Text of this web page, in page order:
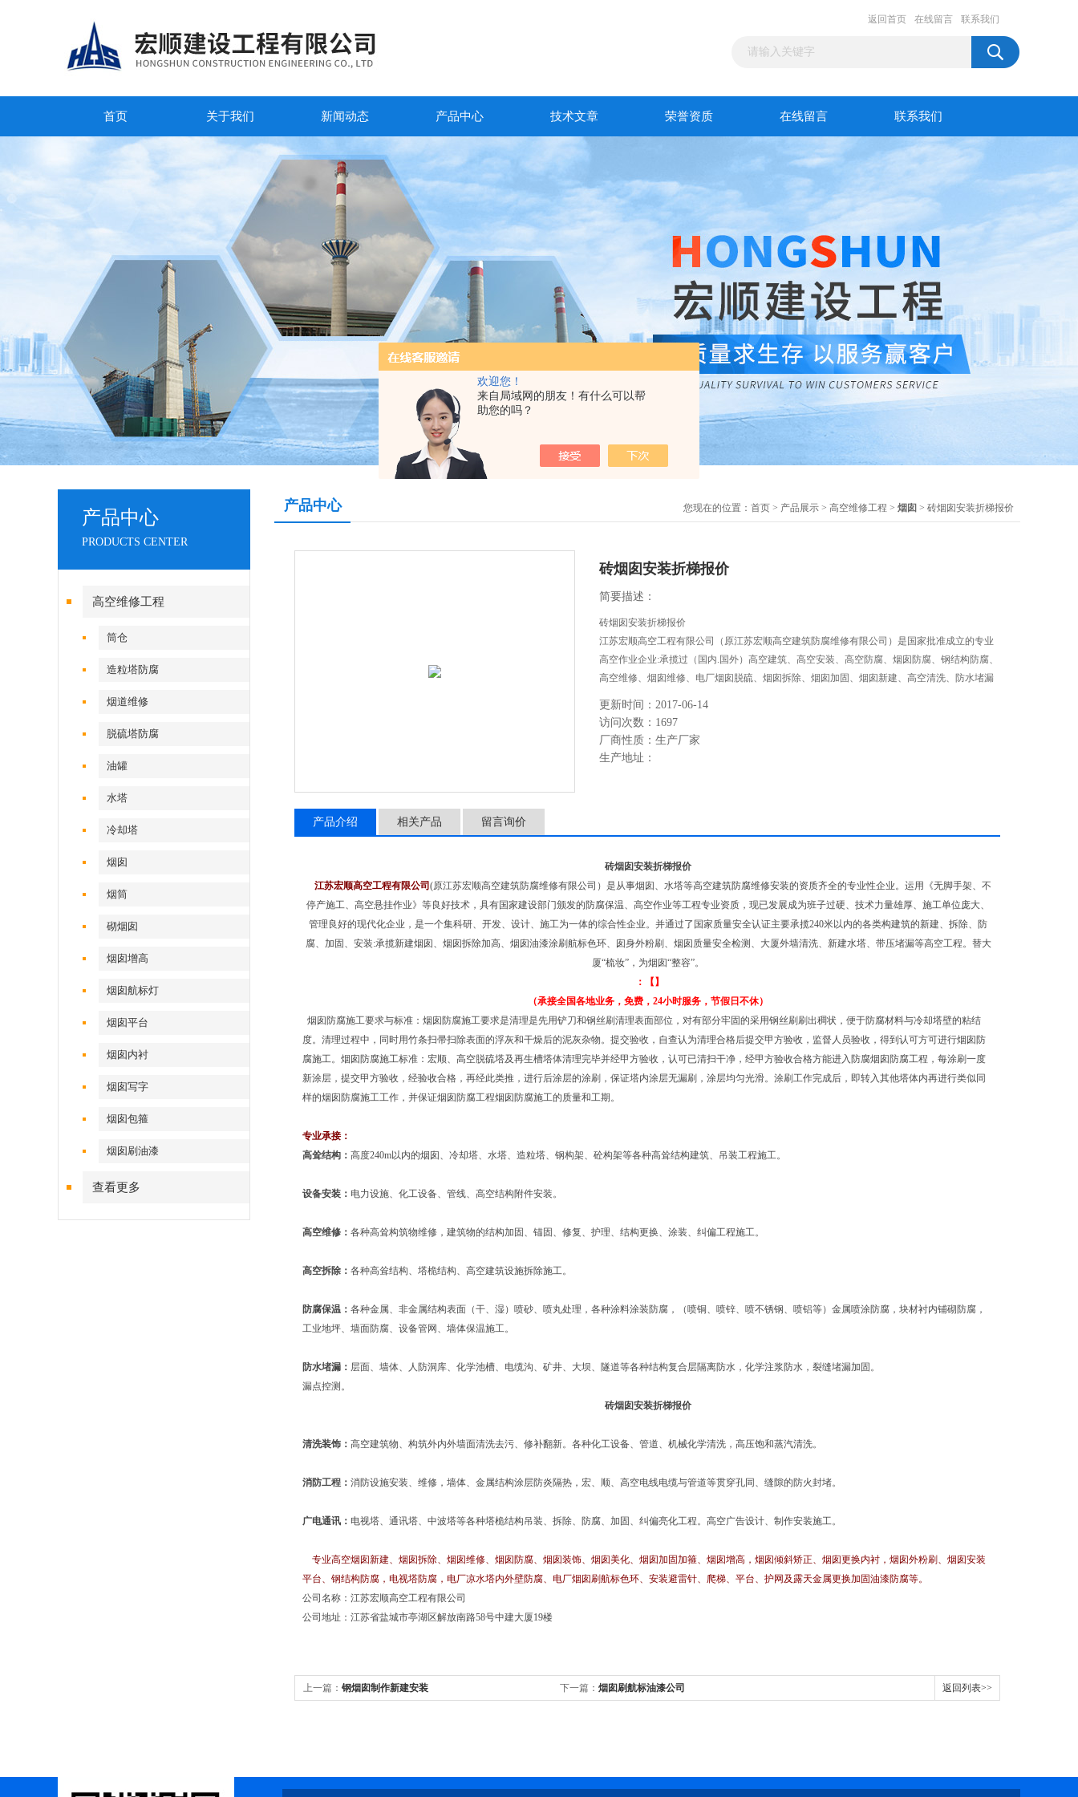
欢迎您！
来自局域网的朋友！有什么可以帮
助您的吗？
返回首页 在线留言 联系我们
首页 关于我们 新闻动态 产品中心 技术文章 荣誉资质 在线留言 联系我们
产品中心
PRODUCTS CENTER
高空维修工程
筒仓
造粒塔防腐
烟道维修
脱硫塔防腐
油罐
水塔
冷却塔
烟囱
烟筒
砌烟囱
烟囱增高
烟囱航标灯
烟囱平台
烟囱内衬
烟囱写字
烟囱包箍
烟囱刷油漆
查看更多
产品中心 您现在的位置： 首页 > 产品展示 > 高空维修工程 > 烟囱 > 砖烟囱安装折梯报价
砖烟囱安装折梯报价
简要描述：
砖烟囱安装折梯报价
江苏宏顺高空工程有限公司（原江苏宏顺高空建筑防腐维修有限公司）是国家批准成立的专业
高空作业企业:承揽过（国内.国外）高空建筑、高空安装、高空防腐、烟囱防腐、钢结构防腐、
高空维修、烟囱维修、电厂烟囱脱硫、烟囱拆除、烟囱加固、烟囱新建、高空清洗、防水堵漏
等高空作业工程。
更新时间：2017-06-14
访问次数：1697
厂商性质：生产厂家
生产地址：
产品介绍 相关产品 留言询价
砖烟囱安装折梯报价
江苏宏顺高空工程有限公司(原江苏宏顺高空建筑防腐维修有限公司）是从事烟囱、水塔等高空建筑防腐维修安装的资质齐全的专业性企业。运用《无脚手架、不
停产施工、高空悬挂作业》等良好技术，具有国家建设部门颁发的防腐保温、高空作业等工程专业资质，现已发展成为班子过硬、技术力量雄厚、施工单位庞大、
管理良好的现代化企业，是一个集科研、开发、设计、施工为一体的综合性企业。并通过了国家质量安全认证主要承揽240米以内的各类构建筑的新建、拆除、防
腐、加固、安装:承揽新建烟囱、烟囱拆除加高、烟囱油漆涂刷航标色环、囱身外粉刷、烟囱质量安全检测、大厦外墙清洗、新建水塔、带压堵漏等高空工程。替大
厦“梳妆”，为烟囱“整容”。
：【】
（承接全国各地业务，免费，24小时服务，节假日不休）
烟囱防腐施工要求与标准：烟囱防腐施工要求是清理是先用铲刀和钢丝刷清理表面部位，对有部分牢固的采用钢丝刷刷出稠状，便于防腐材料与冷却塔壁的粘结
度。清理过程中，同时用竹条扫帚扫除表面的浮灰和干燥后的泥灰杂物。提交验收，自查认为清理合格后提交甲方验收，监督人员验收，得到认可方可进行烟囱防
腐施工。烟囱防腐施工标准：宏顺、高空脱硫塔及再生槽塔体清理完毕并经甲方验收，认可已清扫干净，经甲方验收合格方能进入防腐烟囱防腐工程，每涂刷一度
新涂层，提交甲方验收，经验收合格，再经此类推，进行后涂层的涂刷，保证塔内涂层无漏刷，涂层均匀光滑。涂刷工作完成后，即转入其他塔体内再进行类似同
样的烟囱防腐施工工作，并保证烟囱防腐工程烟囱防腐施工的质量和工期。
专业承接：
高耸结构： 高度240m以内的烟囱、冷却塔、水塔、造粒塔、钢构架、砼构架等各种高耸结构建筑、吊装工程施工。
设备安装： 电力设施、化工设备、管线、高空结构附件安装。
高空维修： 各种高耸构筑物维修，建筑物的结构加固、锚固、修复、护理、结构更换、涂装、纠偏工程施工。
高空拆除： 各种高耸结构、塔桅结构、高空建筑设施拆除施工。
防腐保温： 各种金属、非金属结构表面（干、湿）喷砂、喷丸处理，各种涂料涂装防腐，（喷铜、喷锌、喷不锈钢、喷铝等）金属喷涂防腐，块材衬内铺砌防腐，
工业地坪、墙面防腐、设备管网、墙体保温施工。
防水堵漏： 层面、墙体、人防洞库、化学池槽、电缆沟、矿井、大坝、隧道等各种结构复合层隔离防水，化学注浆防水，裂缝堵漏加固。
漏点控测。
砖烟囱安装折梯报价
清洗装饰： 高空建筑物、构筑外内外墙面清洗去污、修补翻新。各种化工设备、管道、机械化学清洗，高压饱和蒸汽清洗。
消防工程： 消防设施安装、维修，墙体、金属结构涂层防炎隔热，宏、顺、高空电线电缆与管道等贯穿孔同、缝隙的防火封堵。
广电通讯： 电视塔、通讯塔、中波塔等各种塔桅结构吊装、拆除、防腐、加固、纠偏亮化工程。高空广告设计、制作安装施工。
专业高空烟囱新建、烟囱拆除、烟囱维修、烟囱防腐、烟囱装饰、烟囱美化、烟囱加固加箍、烟囱增高，烟囱倾斜矫正、烟囱更换内衬，烟囱外粉刷、烟囱安装
平台、钢结构防腐，电视塔防腐，电厂凉水塔内外壁防腐、电厂烟囱刷航标色环、安装避雷针、爬梯、平台、护网及露天金属更换加固油漆防腐等。
公司名称：江苏宏顺高空工程有限公司
公司地址：江苏省盐城市亭湖区解放南路58号中建大厦19楼
上一篇： 钢烟囱制作新建安装 下一篇： 烟囱刷航标油漆公司 返回列表>>